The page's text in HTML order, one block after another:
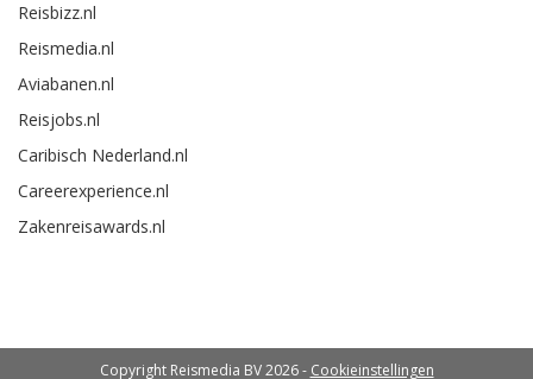
Reisbizz.nl
Reismedia.nl
Aviabanen.nl
Reisjobs.nl
Caribisch Nederland.nl
Careerexperience.nl
Zakenreisawards.nl
Copyright Reismedia BV 2026 - Cookieinstellingen